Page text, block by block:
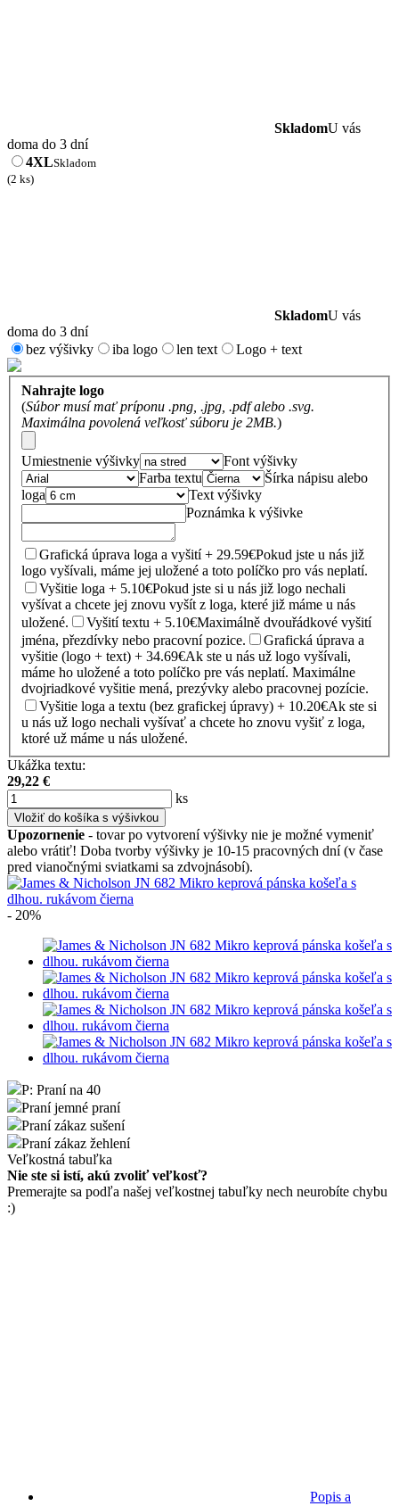
SkladomU vás
doma do 3 dní
4XLSkladom
(2 ks)
SkladomU vás
doma do 3 dní
bez výšivky
iba logo len text Logo + text
Nahrajte logo
(Súbor musí mať príponu .png, .jpg, .pdf alebo .svg.
Maximálna povolená veľkosť súboru je 2MB.)
Umiestnenie výšivky
Font výšivky
Farba textu
Šírka nápisu alebo
loga
Text výšivky
Poznámka k výšivke
Grafická úprava loga a vyšití + 29.59€Pokud jste u nás již
logo vyšívali, máme jej uložené a toto políčko pro vás neplatí.
Vyšitie loga + 5.10€Pokud jste si u nás již logo nechali
vyšívat a chcete jej znovu vyšít z loga, které již máme u nás
uložené.
Vyšití textu + 5.10€Maximálně dvouřádkové vyšití
jména, přezdívky nebo pracovní pozice.
Grafická úprava a
vyšitie (logo + text) + 34.69€Ak ste u nás už logo vyšívali,
máme ho uložené a toto políčko pre vás neplatí. Maximálne
dvojriadkové vyšitie mená, prezývky alebo pracovnej pozície.
Vyšitie loga a textu (bez grafickej úpravy) + 10.20€Ak ste si
u nás už logo nechali vyšívať a chcete ho znovu vyšiť z loga,
ktoré už máme u nás uložené.
Ukážka textu:
29,22 €
ks
Vložiť do košíka s výšivkou
Upozornenie - tovar po vytvorení výšivky nie je možné vymeniť
alebo vrátiť! Doba tvorby výšivky je 10-15 pracovných dní (v čase
pred vianočnými sviatkami sa zdvojnásobí).
- 20%
P: Praní na 40
Praní jemné praní
Praní zákaz sušení
Praní zákaz žehlení
Veľkostná tabuľka
Nie ste si istí, akú zvoliť veľkosť?
Premerajte sa podľa našej veľkostnej tabuľky nech neurobíte chybu
:)
Popis a